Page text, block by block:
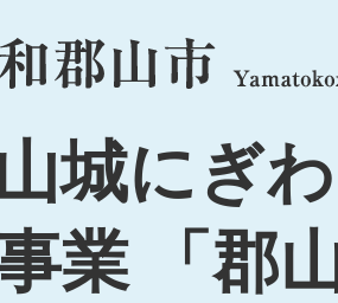
menu
城にぎ
業 「郡